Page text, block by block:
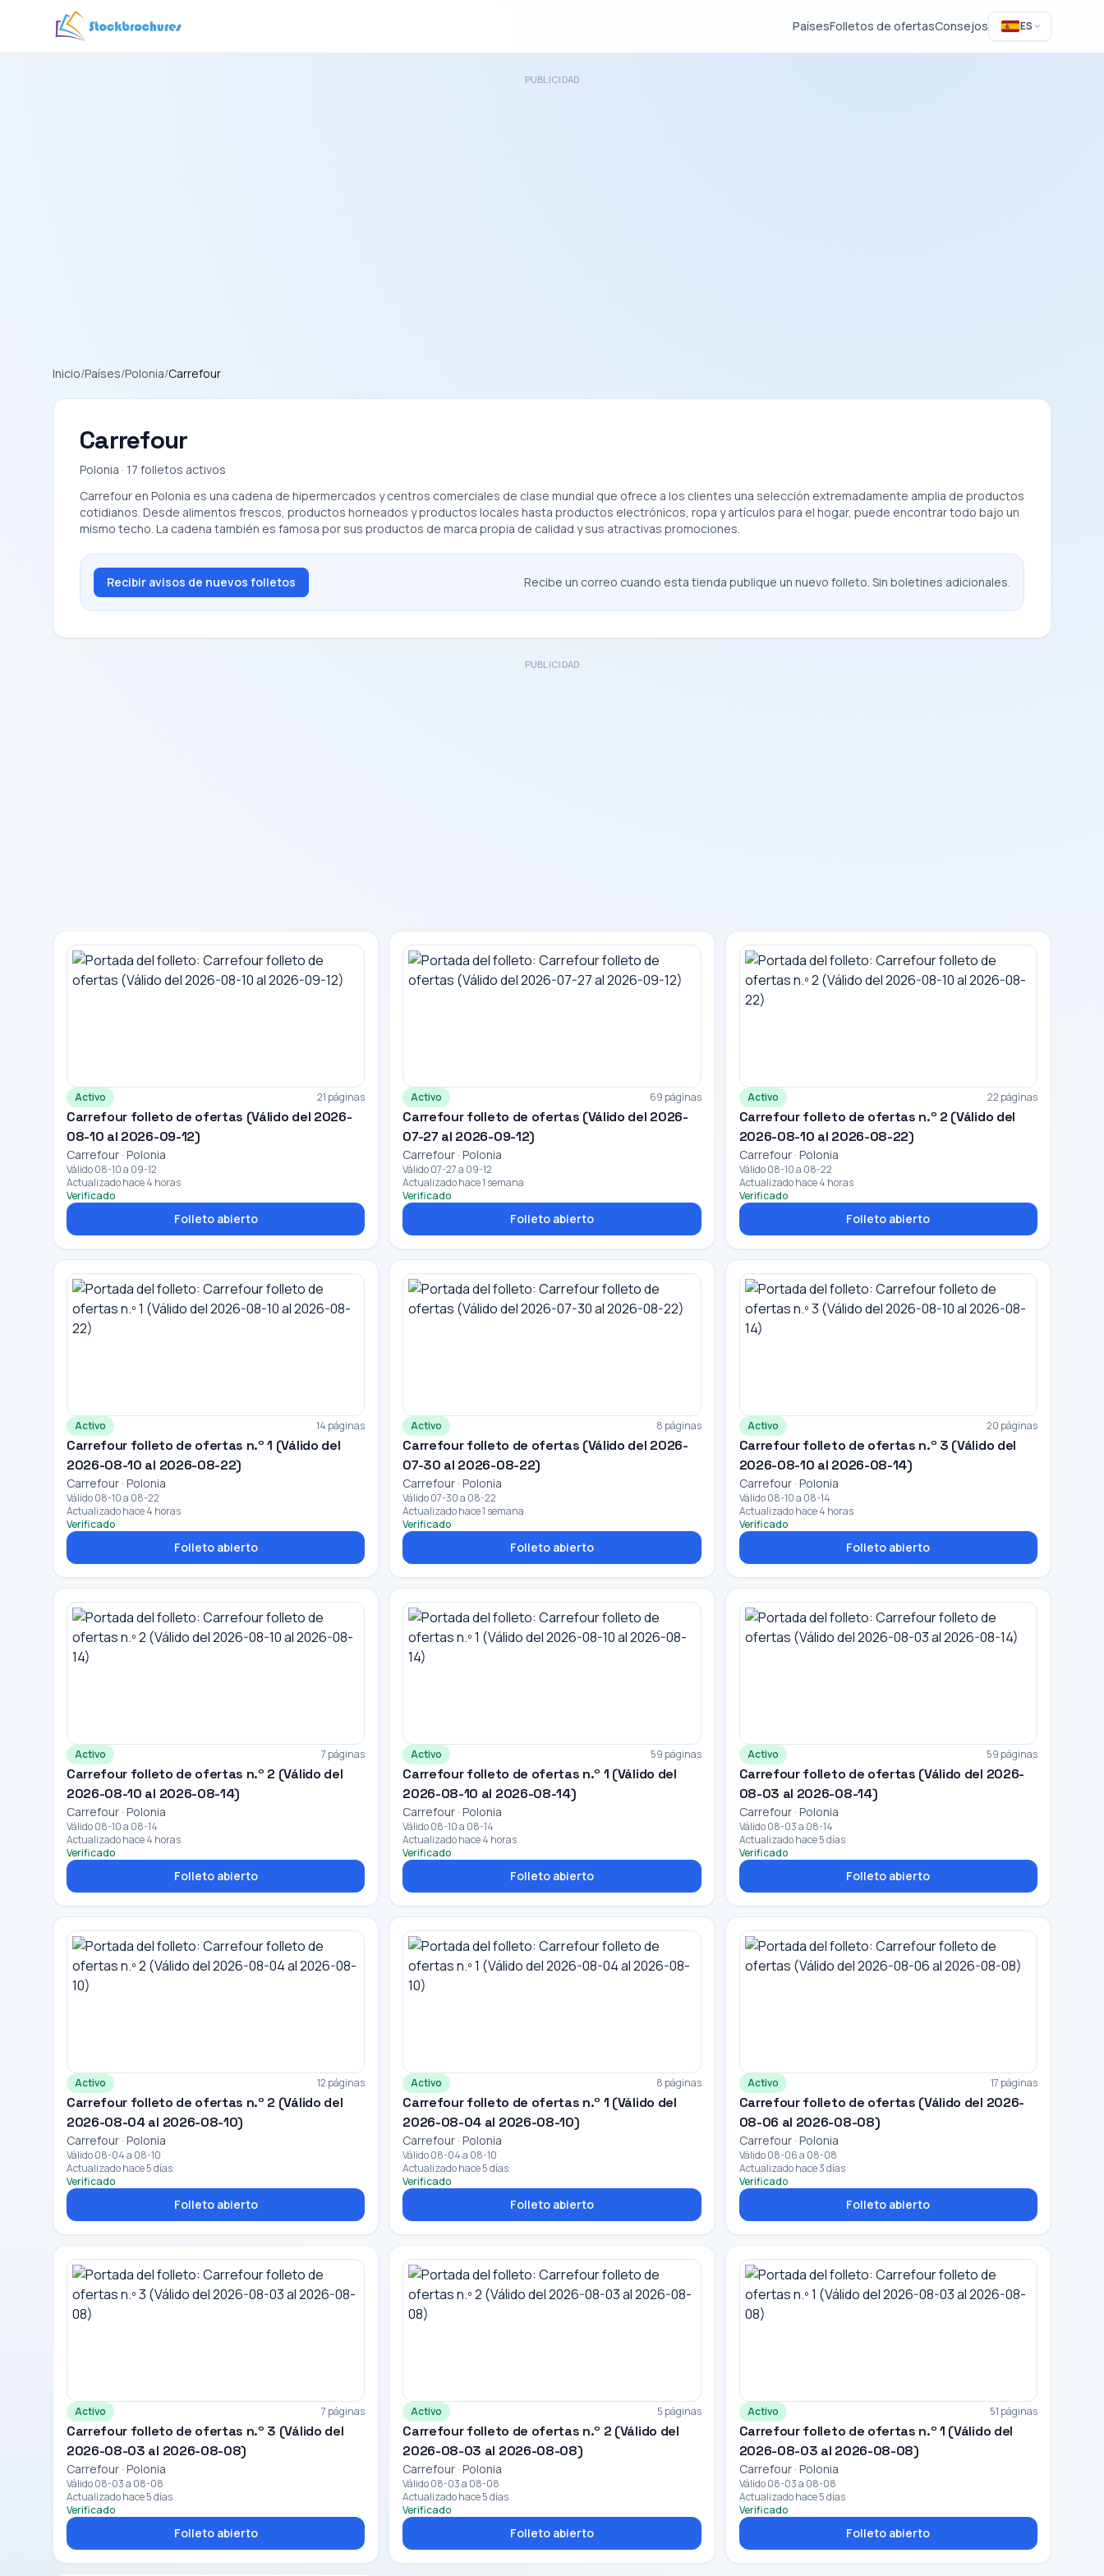
PaísesFolletos de ofertasConsejos ES
PUBLICIDAD
Inicio/Países/Polonia/Carrefour
Carrefour
Polonia · 17 folletos activos
Carrefour en Polonia es una cadena de hipermercados y centros comerciales de clase mundial que ofrece a los clientes una selección extremadamente amplia de productos
cotidianos. Desde alimentos frescos, productos horneados y productos locales hasta productos electrónicos, ropa y artículos para el hogar, puede encontrar todo bajo un
mismo techo. La cadena también es famosa por sus productos de marca propia de calidad y sus atractivas promociones.
Recibir avisos de nuevos folletos Recibe un correo cuando esta tienda publique un nuevo folleto. Sin boletines adicionales.
PUBLICIDAD
Activo 21 páginas
Carrefour folleto de ofertas (Válido del 2026-
08-10 al 2026-09-12)
Carrefour · Polonia
Válido 08-10 a 09-12
Actualizado hace 4 horas
Verificado
Folleto abierto
Activo 69 páginas
Carrefour folleto de ofertas (Válido del 2026-
07-27 al 2026-09-12)
Carrefour · Polonia
Válido 07-27 a 09-12
Actualizado hace 1 semana
Verificado
Folleto abierto
Activo 22 páginas
Carrefour folleto de ofertas n.º 2 (Válido del
2026-08-10 al 2026-08-22)
Carrefour · Polonia
Válido 08-10 a 08-22
Actualizado hace 4 horas
Verificado
Folleto abierto
Activo 14 páginas
Carrefour folleto de ofertas n.º 1 (Válido del
2026-08-10 al 2026-08-22)
Carrefour · Polonia
Válido 08-10 a 08-22
Actualizado hace 4 horas
Verificado
Folleto abierto
Activo 8 páginas
Carrefour folleto de ofertas (Válido del 2026-
07-30 al 2026-08-22)
Carrefour · Polonia
Válido 07-30 a 08-22
Actualizado hace 1 semana
Verificado
Folleto abierto
Activo 20 páginas
Carrefour folleto de ofertas n.º 3 (Válido del
2026-08-10 al 2026-08-14)
Carrefour · Polonia
Válido 08-10 a 08-14
Actualizado hace 4 horas
Verificado
Folleto abierto
Activo 7 páginas
Carrefour folleto de ofertas n.º 2 (Válido del
2026-08-10 al 2026-08-14)
Carrefour · Polonia
Válido 08-10 a 08-14
Actualizado hace 4 horas
Verificado
Folleto abierto
Activo 59 páginas
Carrefour folleto de ofertas n.º 1 (Válido del
2026-08-10 al 2026-08-14)
Carrefour · Polonia
Válido 08-10 a 08-14
Actualizado hace 4 horas
Verificado
Folleto abierto
Activo 59 páginas
Carrefour folleto de ofertas (Válido del 2026-
08-03 al 2026-08-14)
Carrefour · Polonia
Válido 08-03 a 08-14
Actualizado hace 5 días
Verificado
Folleto abierto
Activo 12 páginas
Carrefour folleto de ofertas n.º 2 (Válido del
2026-08-04 al 2026-08-10)
Carrefour · Polonia
Válido 08-04 a 08-10
Actualizado hace 5 días
Verificado
Folleto abierto
Activo 8 páginas
Carrefour folleto de ofertas n.º 1 (Válido del
2026-08-04 al 2026-08-10)
Carrefour · Polonia
Válido 08-04 a 08-10
Actualizado hace 5 días
Verificado
Folleto abierto
Activo 17 páginas
Carrefour folleto de ofertas (Válido del 2026-
08-06 al 2026-08-08)
Carrefour · Polonia
Válido 08-06 a 08-08
Actualizado hace 3 días
Verificado
Folleto abierto
Activo 7 páginas
Carrefour folleto de ofertas n.º 3 (Válido del
2026-08-03 al 2026-08-08)
Carrefour · Polonia
Válido 08-03 a 08-08
Actualizado hace 5 días
Verificado
Folleto abierto
Activo 5 páginas
Carrefour folleto de ofertas n.º 2 (Válido del
2026-08-03 al 2026-08-08)
Carrefour · Polonia
Válido 08-03 a 08-08
Actualizado hace 5 días
Verificado
Folleto abierto
Activo 51 páginas
Carrefour folleto de ofertas n.º 1 (Válido del
2026-08-03 al 2026-08-08)
Carrefour · Polonia
Válido 08-03 a 08-08
Actualizado hace 5 días
Verificado
Folleto abierto